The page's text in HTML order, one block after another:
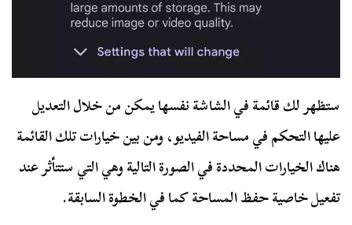
ستظهر لك قائمة في الشاشة نفسها يمكن من خلال التعديل
عليها التحكم في مساحة الفيديو، ومن بين خيارات تلك القائمة
هناك الخيارات المحددة في الصورة التالية وهي التي ستتأثر عند
تفعيل خاصية حفظ المساحة كما في الخطوة السابقة.